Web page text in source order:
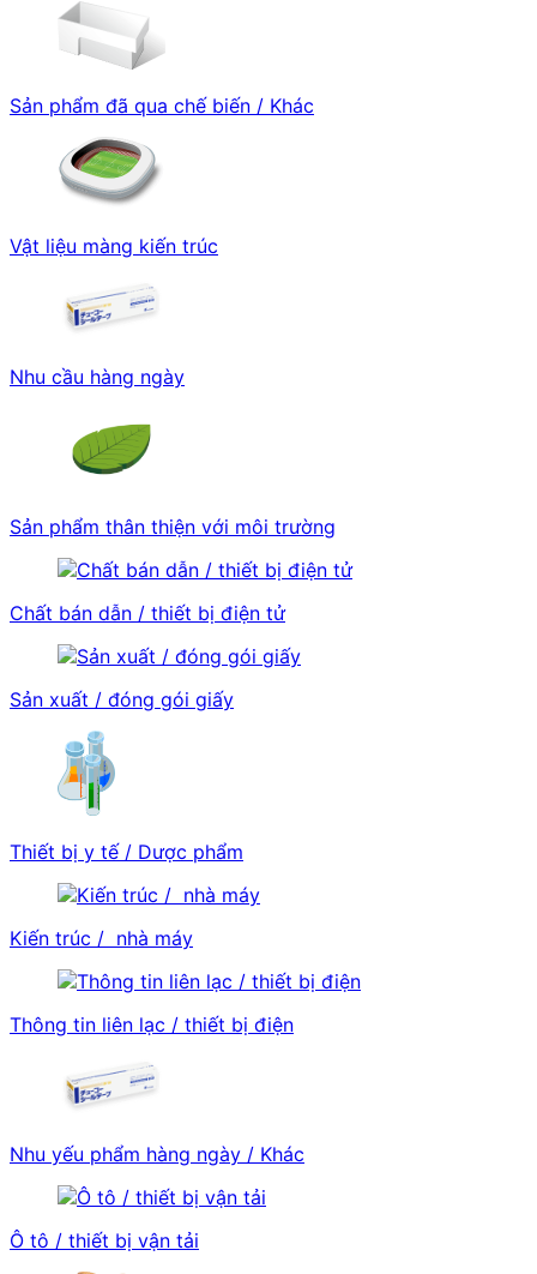
Sản phẩm đã qua chế biến / Khác
Vật liệu màng kiến trúc
Nhu cầu hàng ngày
Sản phẩm thân thiện với môi trường
Chất bán dẫn / thiết bị điện tử
Sản xuất / đóng gói giấy
Thiết bị y tế / Dược phẩm
Kiến trúc / nhà máy
Thông tin liên lạc / thiết bị điện
Nhu yếu phẩm hàng ngày / Khác
Ô tô / thiết bị vận tải